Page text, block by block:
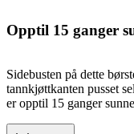
Opptil 15 ganger
Sidebusten på dette
tannkjøttkanten pusset
er opptil 15 ganger